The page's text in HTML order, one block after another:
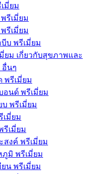
มี่ยม
รีเมี่ยม
รีเมี่ยม
บ พรีเมี่ยม
ยม เกี่ยวกับสุขภาพและ
อื่นๆ
พรีเมี่ยม
อนด์ พรีเมี่ยม
บ พรีเมี่ยม
เมี่ยม
รีเมี่ยม
สงค์ พรีเมี่ยม
ภูมิ พรีเมี่ยม
ยน พรีเมี่ยม